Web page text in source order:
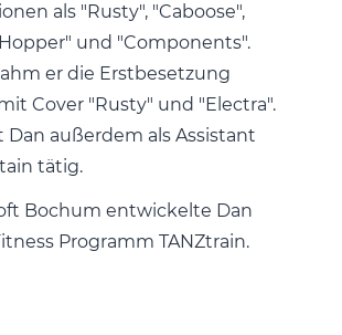
als "Rusty", "Caboose",
und "Components".
er die Erstbesetzung
Cover "Rusty" und "Electra".
Dan außerdem als Assistant
tätig.
Bochum entwickelte Dan
Programm TANZtrain.